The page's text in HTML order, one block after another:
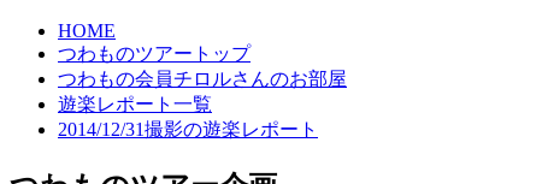
HOME
つわものツアートップ
つわもの会員チロルさんのお部屋
遊楽レポート一覧
2014/12/31撮影の遊楽レポート